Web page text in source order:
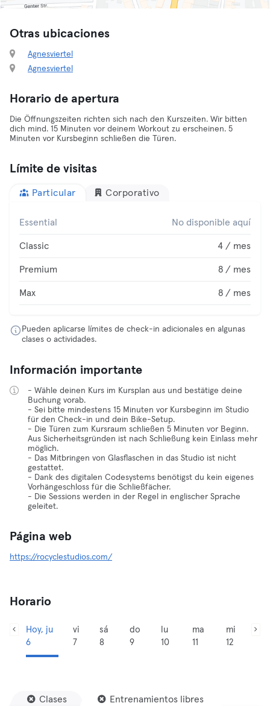
Otras ubicaciones
Agnesviertel
Agnesviertel
Horario de apertura
Die Öffnungszeiten richten sich nach den Kurszeiten. Wir bitten
dich mind. 15 Minuten vor deinem Workout zu erscheinen. 5
Minuten vor Kursbeginn schließen die Türen.
Límite de visitas
Particular Corporativo
Essential No disponible aquí
Classic 4 / mes
Premium 8 / mes
Max 8 / mes
Pueden aplicarse límites de check-in adicionales en algunas
clases o actividades.
Información importante
- Wähle deinen Kurs im Kursplan aus und bestätige deine
Buchung vorab.
- Sei bitte mindestens 15 Minuten vor Kursbeginn im Studio
für den Check-in und dein Bike-Setup.
- Die Türen zum Kursraum schließen 5 Minuten vor Beginn.
Aus Sicherheitsgründen ist nach Schließung kein Einlass mehr
möglich.
- Das Mitbringen von Glasflaschen in das Studio ist nicht
gestattet.
- Dank des digitalen Codesystems benötigst du kein eigenes
Vorhängeschloss für die Schließfächer.
- Die Sessions werden in der Regel in englischer Sprache
geleitet.
Página web
https://rocyclestudios.com/
Horario
Hoy, ju
6
vi
7
sá
8
do
9
lu
10
ma
11
mi
12
Clases Entrenamientos libres